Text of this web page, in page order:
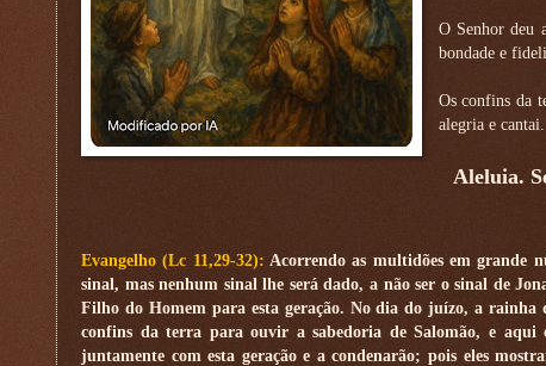
O Senhor deu
bondade e
Os confins da
alegria e cantai.
Aleluia.
Evangelho (Lc 11,29-32): Acorrendo as multidões em grande
sinal, mas nenhum sinal lhe será dado, a não ser o sinal de
Filho do Homem para esta geração. No dia do juízo, a rainha
confins da terra para ouvir a sabedoria de Salomão, e
juntamente com esta geração e a condenarão; pois eles